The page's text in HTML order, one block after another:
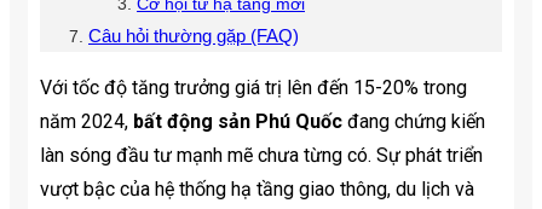
Câu hỏi thường gặp (FAQ)
Với tốc độ tăng trưởng giá trị lên đến 15-20% trong
năm 2024, bất động sản Phú Quốc đang chứng kiến
làn sóng đầu tư mạnh mẽ chưa từng có. Sự phát triển
vượt bậc của hệ thống hạ tầng giao thông, du lịch và